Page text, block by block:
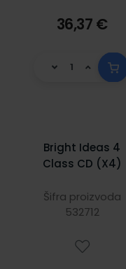
36,37 €
Bright Ideas 4
Class CD (X4)
Šifra proizvoda
532712